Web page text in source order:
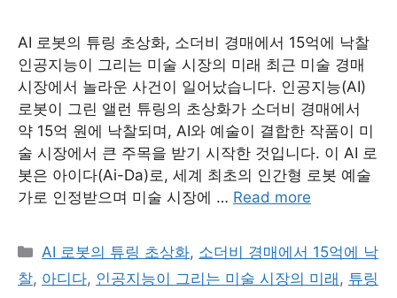
AI 로봇의 튜링 초상화, 소더비 경매에서 15억에 낙찰
인공지능이 그리는 미술 시장의 미래 최근 미술 경매
시장에서 놀라운 사건이 일어났습니다. 인공지능(AI)
로봇이 그린 앨런 튜링의 초상화가 소더비 경매에서
약 15억 원에 낙찰되며, AI와 예술이 결합한 작품이 미
술 시장에서 큰 주목을 받기 시작한 것입니다. 이 AI 로
봇은 아이다(Ai-Da)로, 세계 최초의 인간형 로봇 예술
가로 인정받으며 미술 시장에 … Read more
Categories
AI 로봇의 튜링 초상화, 소더비 경매에서 15억에 낙
찰, 아디다, 인공지능이 그리는 미술 시장의 미래 , 튜링